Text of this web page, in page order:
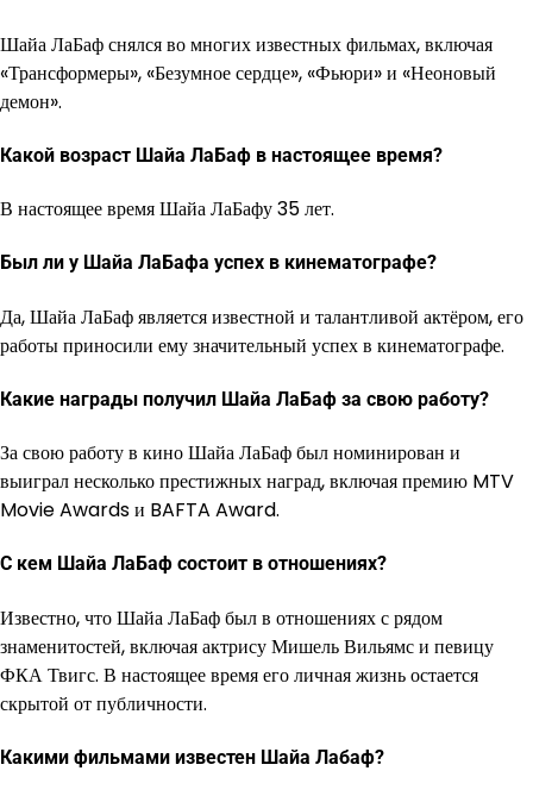
Шайа ЛаБаф снялся во многих известных фильмах, включая
«Трансформеры», «Безумное сердце», «Фьюри» и «Неоновый
демон».
Какой возраст Шайа ЛаБаф в настоящее время?
В настоящее время Шайа ЛаБафу 35 лет.
Был ли у Шайа ЛаБафа успех в кинематографе?
Да, Шайа ЛаБаф является известной и талантливой актёром, его
работы приносили ему значительный успех в кинематографе.
Какие награды получил Шайа ЛаБаф за свою работу?
За свою работу в кино Шайа ЛаБаф был номинирован и
выиграл несколько престижных наград, включая премию MTV
Movie Awards и BAFTA Award.
С кем Шайа ЛаБаф состоит в отношениях?
Известно, что Шайа ЛаБаф был в отношениях с рядом
знаменитостей, включая актрису Мишель Вильямс и певицу
ФКА Твигс. В настоящее время его личная жизнь остается
скрытой от публичности.
Какими фильмами известен Шайа Лабаф?